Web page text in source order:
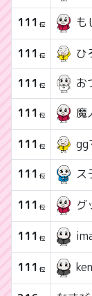
111 位 も
111 位 ひ
111 位 お
111 位 魔
111 位 gg
111 位 ス
111 位 グ
111 位
111 位